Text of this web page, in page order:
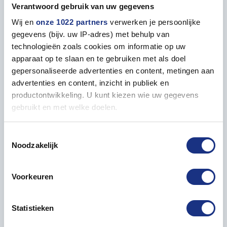
Verantwoord gebruik van uw gegevens
Wij en onze 1022 partners verwerken je persoonlijke
gegevens (bijv. uw IP-adres) met behulp van
technologieën zoals cookies om informatie op uw
apparaat op te slaan en te gebruiken met als doel
gepersonaliseerde advertenties en content, metingen aan
advertenties en content, inzicht in publiek en
productontwikkeling. U kunt kiezen wie uw gegevens
gebruikt en met welke doelen.
Informatie verzamelen over uw geografische locatie,
Uw apparaat identificeren door het actief te scannen
op specifieke eigenschappen (fingerprinting)
verwerkt en stel uw voorkeuren in het
detailgedeelte
in.
Noodzakelijk
Voorkeuren
Statistieken
– Includes large decals for full van decoration
– Figures not included
– Perfect for both beginner and advanced modelers
Order the 1:24 Hasegawa 52373 Volkswagen Type 2
Most-Models.com and bring a festive and colorful
touch to your collection.
Model length in mm 180